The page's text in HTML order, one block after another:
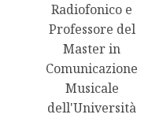
Radiofonico e
Professore del
Master in
Comunicazione
Musicale
dell'Università